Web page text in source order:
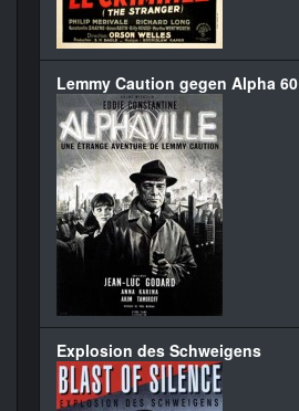
Lemmy Caution gegen Alpha 60
Explosion des Schweigens